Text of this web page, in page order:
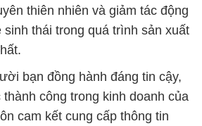
thiên nhiên và giảm tác động
thái trong quá trình sản xuất
bạn đồng hành đáng tin cậy,
công trong kinh doanh của
cam kết cung cấp thông tin